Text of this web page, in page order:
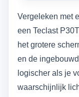
Vergeleken met
een Teclast
het grotere
en de
logischer als je
waarschijnlijk